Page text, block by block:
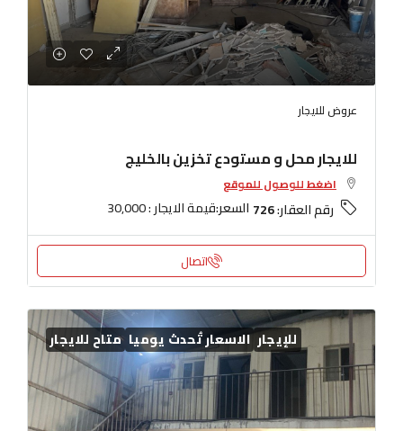
عروض للايجار
للايجار محل و مستودع تخزين بالخليج
اضغط للوصول للموقع
رقم العقار:726 السعر:قيمة الايجار : 30,000
اتصال
للإيجار الاسعار تُحدث يوميا متاح للايجار